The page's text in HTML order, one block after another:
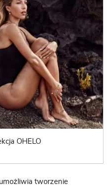
OHELO
tworzenie